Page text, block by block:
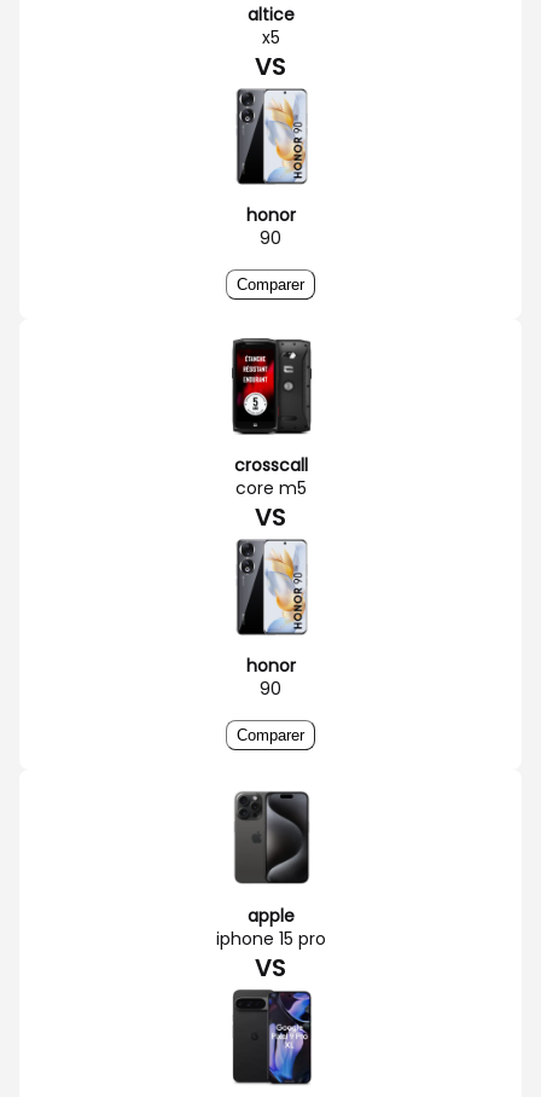
altice
x5
VS
honor
90
Comparer
crosscall
core m5
VS
honor
90
Comparer
apple
iphone 15 pro
VS